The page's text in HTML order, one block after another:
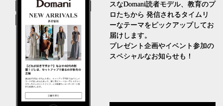
スなDomani読者モデル、教育のプ
ロたちから 発信されるタイムリ
ーなテーマをピックアップしてお
届けします。
プレゼント企画やイベント参加の
スペシャルなお知らせも！